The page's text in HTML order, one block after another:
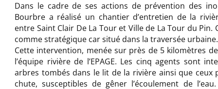
Dans le cadre de ses actions de prévention des
Bourbre a réalisé un chantier d’entretien de la
entre Saint Clair De La Tour et Ville de La Tour du Pin.
comme stratégique car situé dans la traversée urbaine.
Cette intervention, menée sur près de 5 kilomètres
l’équipe rivière de l’EPAGE. Les cinq agents sont
arbres tombés dans le lit de la rivière ainsi que ceux
chute, susceptibles de gêner l’écoulement de